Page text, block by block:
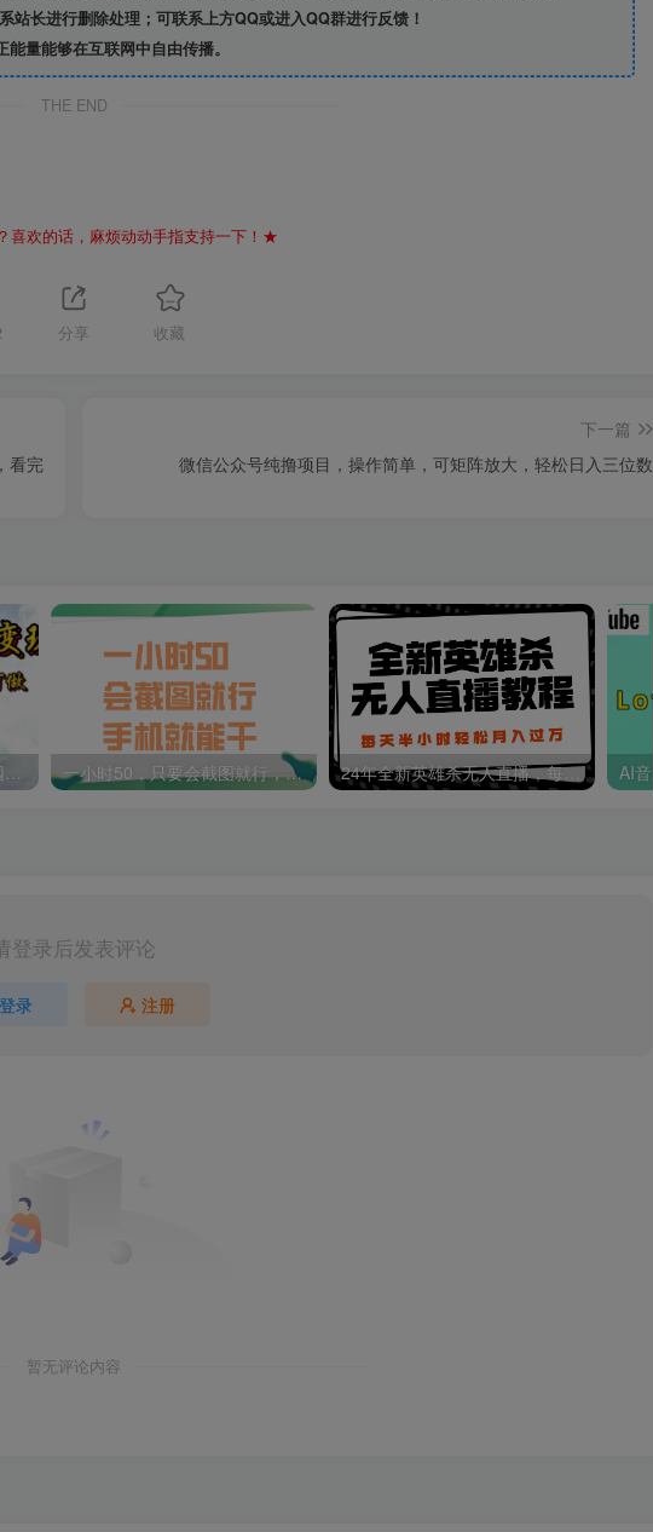
长进行删除处理；可联系上方QQ或进入QQ群进行反馈！
量能够在互联网中自由传播。
THE END
喜欢的话，麻烦动动手指支持一下！★
分享 收藏
看完
下一篇
微信公众号纯撸项目，操作简单，可矩阵放大，轻松日入三位数
一小时50，只要会截图就行，手机就能干 24年全新英雄杀无人直播，每天半小时，月入过万，不封号，开播完整教程附脚本
登录后发表评论
登录 注册
暂无评论内容